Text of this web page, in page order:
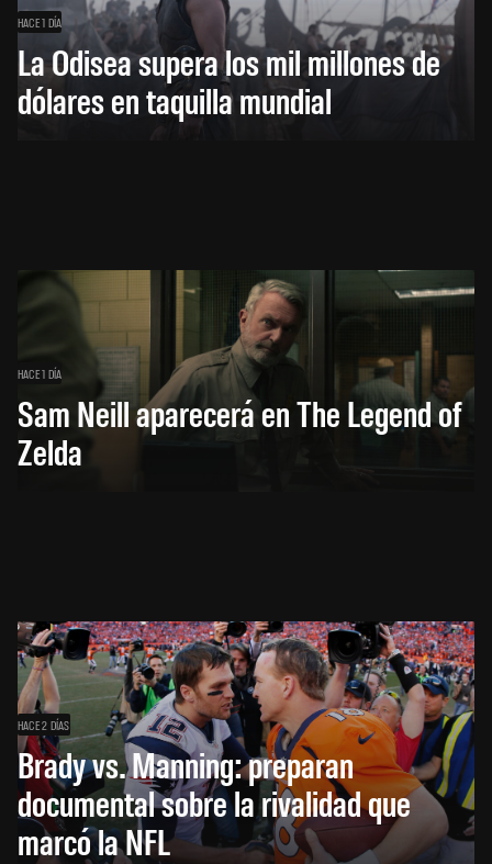
HACE 1 DÍA
La Odisea supera los mil millones de
dólares en taquilla mundial
HACE 1 DÍA
Sam Neill aparecerá en The Legend of
Zelda
HACE 2 DÍAS
Brady vs. Manning: preparan
documental sobre la rivalidad que
marcó la NFL